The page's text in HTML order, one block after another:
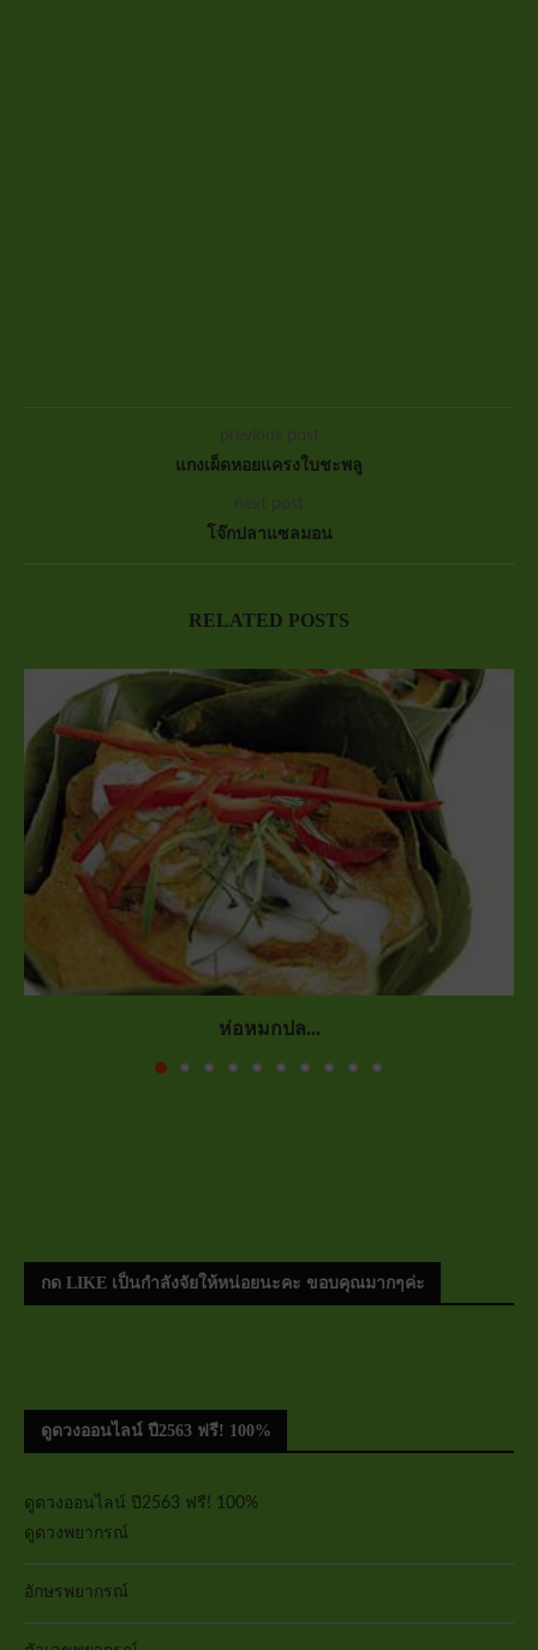
previous post
แกงเผ็ดหอยแครงใบชะพลู
next post
โจ๊กปลาแซลมอน
RELATED POSTS
ห่อหมกปล...
กด LIKE เป็นกำลังจัยให้หน่อยนะคะ ขอบคุณมากๆค่ะ
ดูดวงออนไลน์ ปี2563 ฟรี! 100%
ดูดวงออนไลน์ ปี2563 ฟรี! 100%
ดูดวงพยากรณ์
อักษรพยากรณ์